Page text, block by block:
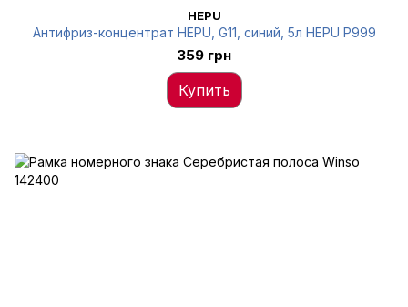
HEPU
Антифриз-концентрат HEPU, G11, синий, 5л HEPU P999
359 грн
Купить